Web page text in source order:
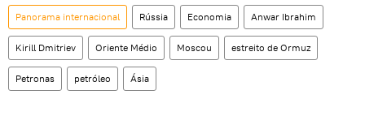
Panorama internacional Rússia Economia Anwar Ibrahim
Kirill Dmitriev Oriente Médio Moscou estreito de Ormuz
Petronas petróleo Ásia